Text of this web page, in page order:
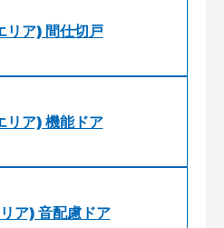
ア) 間仕切戸
ア) 機能ドア
ア) 音配慮ドア